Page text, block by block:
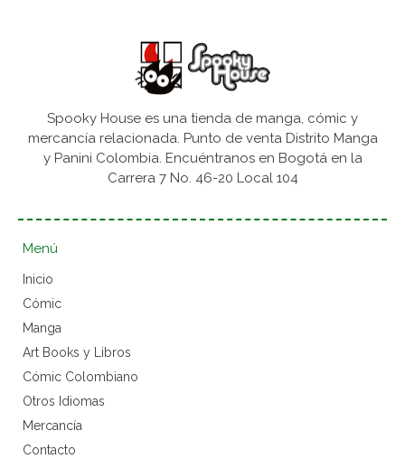
Spooky House es una tienda de manga, cómic y
mercancía relacionada. Punto de venta Distrito Manga
y Panini Colombia. Encuéntranos en Bogotá en la
Carrera 7 No. 46-20 Local 104
Menú
Inicio
Cómic
Manga
Art Books y Libros
Cómic Colombiano
Otros Idiomas
Mercancía
Contacto